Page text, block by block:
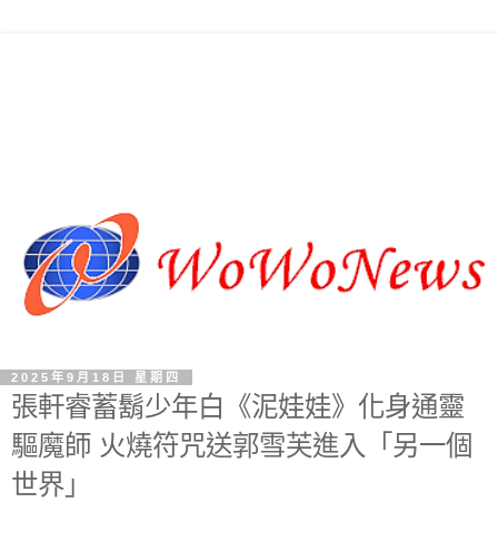
2025年9月18日 星期四
張軒睿蓄鬍少年白《泥娃娃》化身通靈
驅魔師 火燒符咒送郭雪芙進入「另一個
世界」